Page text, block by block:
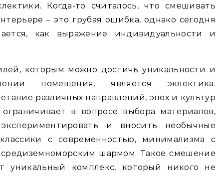
Когда-то считалось, что смешивать
– это грубая ошибка, однако сегодня
как выражение индивидуальности и
которым можно достичь уникальности и
помещения, является эклектика.
различных направлений, эпох и культур
в вопросе выбора материалов,
и вносить необычные
с современностью, минимализма с
средиземноморским шармом. Такое смешение
уникальный комплекс, который никого не